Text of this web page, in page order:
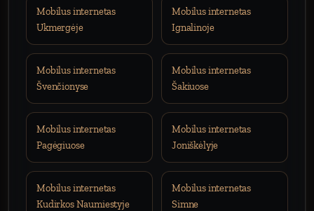
Mobilus internetas
Ukmergėje
Mobilus internetas
Ignalinoje
Mobilus internetas
Švenčionyse
Mobilus internetas
Šakiuose
Mobilus internetas
Pagėgiuose
Mobilus internetas
Joniškėlyje
Mobilus internetas
Kudirkos Naumiestyje
Mobilus internetas
Simne